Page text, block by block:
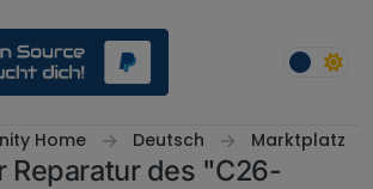
Home Deutsch Marktplatz
Reparatur des "C26-